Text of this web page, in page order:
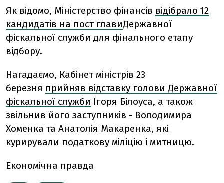
Як відомо, Міністерство фінансів відібрало 12
кандидатів на пост главиДержавної
фіскальної служби для фінального етапу
відбору.
Нагадаємо, Кабінет міністрів 23
березня прийняв відставку голови Державної
фіскальної служби Ігоря Білоуса, а також
звільнив його заступників - Володимира
Хоменка та Анатолія Макаренка, які
курирували податкову міліцію і митницю.
Економічна правда